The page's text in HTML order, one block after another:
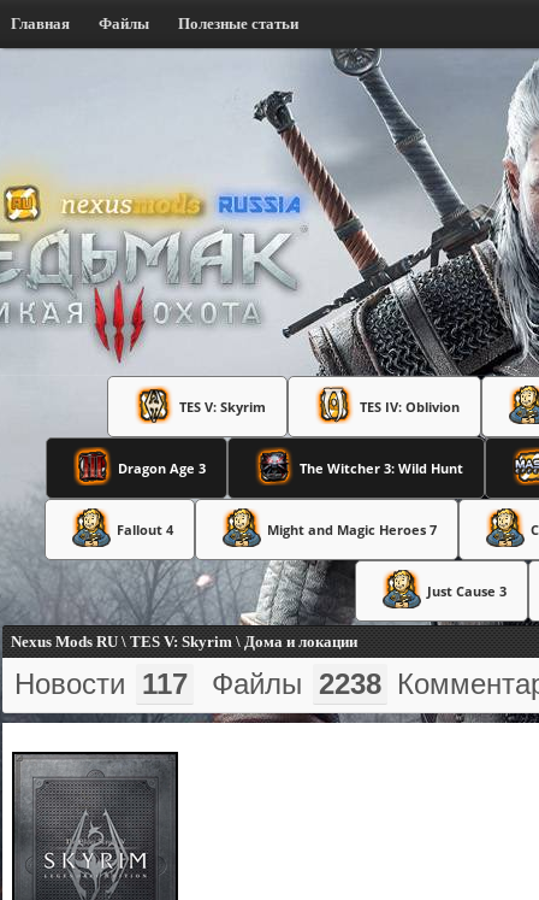
Главная Файлы Полезные статьи
TES V: Skyrim TES IV: Oblivion
Dragon Age 3 The Witcher 3: Wild Hunt
Fallout 4 Might and Magic Heroes 7
Just Cause 3
Nexus Mods RU \ TES V: Skyrim \ Дома и локации
Новости 117 Файлы 2238